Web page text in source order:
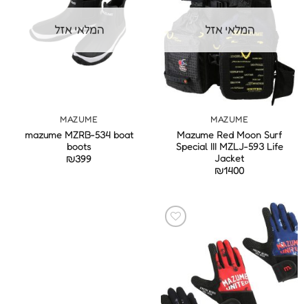
המלאי אזל
MAZUME
Mazume Red Moon Surf
Special III MZLJ-593 Life
Jacket
₪1400
המלאי אזל
MAZUME
mazume MZRB-534 boat
boots
₪399